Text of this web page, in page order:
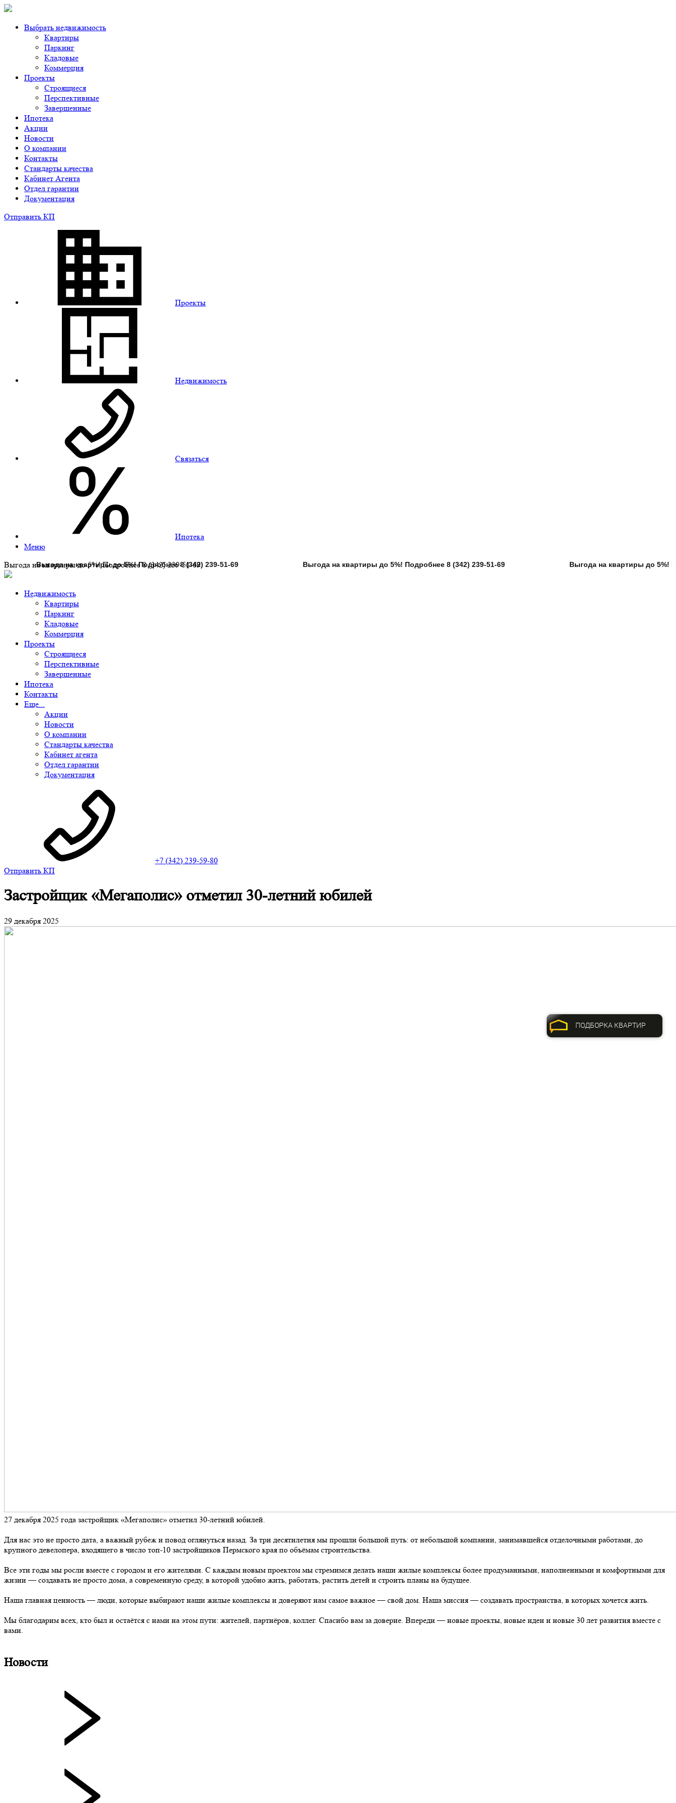
Выбрать недвижимость
Квартиры
Паркинг
Кладовые
Коммерция
Проекты
Строящиеся
Перспективные
Завершенные
Ипотека
Акции
Новости
О компании
Контакты
Стандарты качества
Кабинет Агента
Отдел гарантии
Документация
Отправить КП
Проекты
Недвижимость
Связаться
Ипотека
Меню
Выгода на квартиры до 5%! Подробнее 8 (342) 239-51-69
Недвижимость
Квартиры
Паркинг
Кладовые
Коммерция
Проекты
Строящиеся
Перспективные
Завершенные
Ипотека
Контакты
Еще...
Акции
Новости
О компании
Стандарты качества
Кабинет агента
Отдел гарантии
Документация
+7 (342) 239-59-80
Отправить КП
Застройщик «Мегаполис» отметил 30-летний юбилей
29 декабря 2025
27 декабря 2025 года застройщик «Мегаполис» отметил 30-летний юбилей.
Для нас это не просто дата, а важный рубеж и повод оглянуться назад. За три десятилетия мы прошли большой путь: от небольшой компании, занимавшейся отделочными работами, до
крупного девелопера, входящего в число топ-10 застройщиков Пермского края по объёмам строительства.
Все эти годы мы росли вместе с городом и его жителями. С каждым новым проектом мы стремимся делать наши жилые комплексы более продуманными, наполненными и комфортными для
жизни — создавать не просто дома, а современную среду, в которой удобно жить, работать, растить детей и строить планы на будущее.
Наша главная ценность — люди, которые выбирают наши жилые комплексы и доверяют нам самое важное — свой дом. Наша миссия — создавать пространства, в которых хочется жить.
Мы благодарим всех, кто был и остаётся с нами на этом пути: жителей, партнёров, коллег. Спасибо вам за доверие. Впереди — новые проекты, новые идеи и новые 30 лет развития вместе с
вами.
Новости
ПОДБОРКА КВАРТИР